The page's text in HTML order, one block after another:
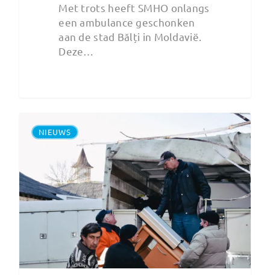
Met trots heeft SMHO onlangs
een ambulance geschonken
aan de stad Bălți in Moldavië.
Deze…
NIEUWS